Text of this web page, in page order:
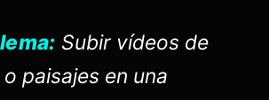
Subir vídeos de
paisajes en una